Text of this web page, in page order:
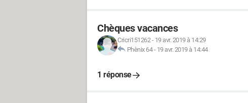
Chèques vacances
Cricri151262- 19 avr. 2019 à 14:29
Phènix 64- 19 avr. 2019 à 14:44
1 réponse